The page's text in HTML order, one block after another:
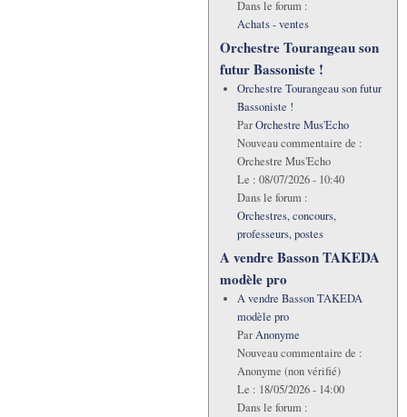
Dans le forum :
Achats - ventes
Orchestre Tourangeau son
futur Bassoniste !
Orchestre Tourangeau son futur
Bassoniste !
ParOrchestre Mus'Echo
Nouveau commentaire de :
Orchestre Mus'Echo
Le : 08/07/2026 - 10:40
Dans le forum :
Orchestres, concours,
professeurs, postes
A vendre Basson TAKEDA
modèle pro
A vendre Basson TAKEDA
modèle pro
ParAnonyme
Nouveau commentaire de :
Anonyme (non vérifié)
Le : 18/05/2026 - 14:00
Dans le forum :